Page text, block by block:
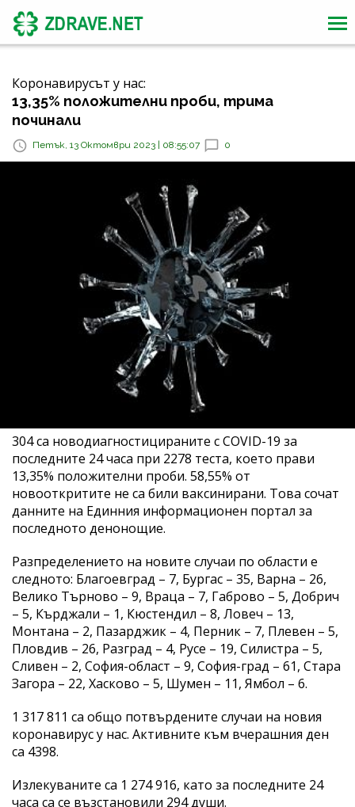
Коронавирусът у нас:
13,35% положителни проби, трима
починали
Петък, 13 Октомври 2023 | 08:55:07 0
304 са новодиагностицираните с COVID-19 за
последните 24 часа при 2278 теста, което прави
13,35% положителни проби. 58,55% от
новооткритите не са били ваксинирани. Това сочат
данните на Единния информационен портал за
последното денонощие.
Разпределението на новите случаи по области е
следното: Благоевград – 7, Бургас – 35, Варна – 26,
Велико Търново – 9, Враца – 7, Габрово – 5, Добрич
– 5, Кърджали – 1, Кюстендил – 8, Ловеч – 13,
Монтана – 2, Пазарджик – 4, Перник – 7, Плевен – 5,
Пловдив – 26, Разград – 4, Русе – 19, Силистра – 5,
Сливен – 2, София-област – 9, София-град – 61, Стара
Загора – 22, Хасково – 5, Шумен – 11, Ямбол – 6.
1 317 811 са общо потвърдените случаи на новия
коронавирус у нас. Активните към вчерашния ден
са 4398.
Излекуваните са 1 274 916, като за последните 24
часа са се възстановили 294 души.